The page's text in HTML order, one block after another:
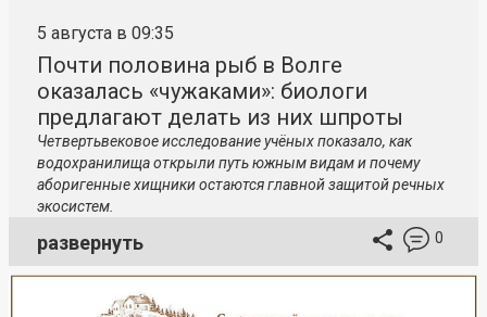
5 августа в 09:35
Почти половина рыб в Волге
оказалась «чужаками»: биологи
предлагают делать из них шпроты
Четвертьвековое исследование учёных показало, как
водохранилища открыли путь южным видам и почему
аборигенные хищники остаются главной защитой речных
экосистем.
развернуть 0